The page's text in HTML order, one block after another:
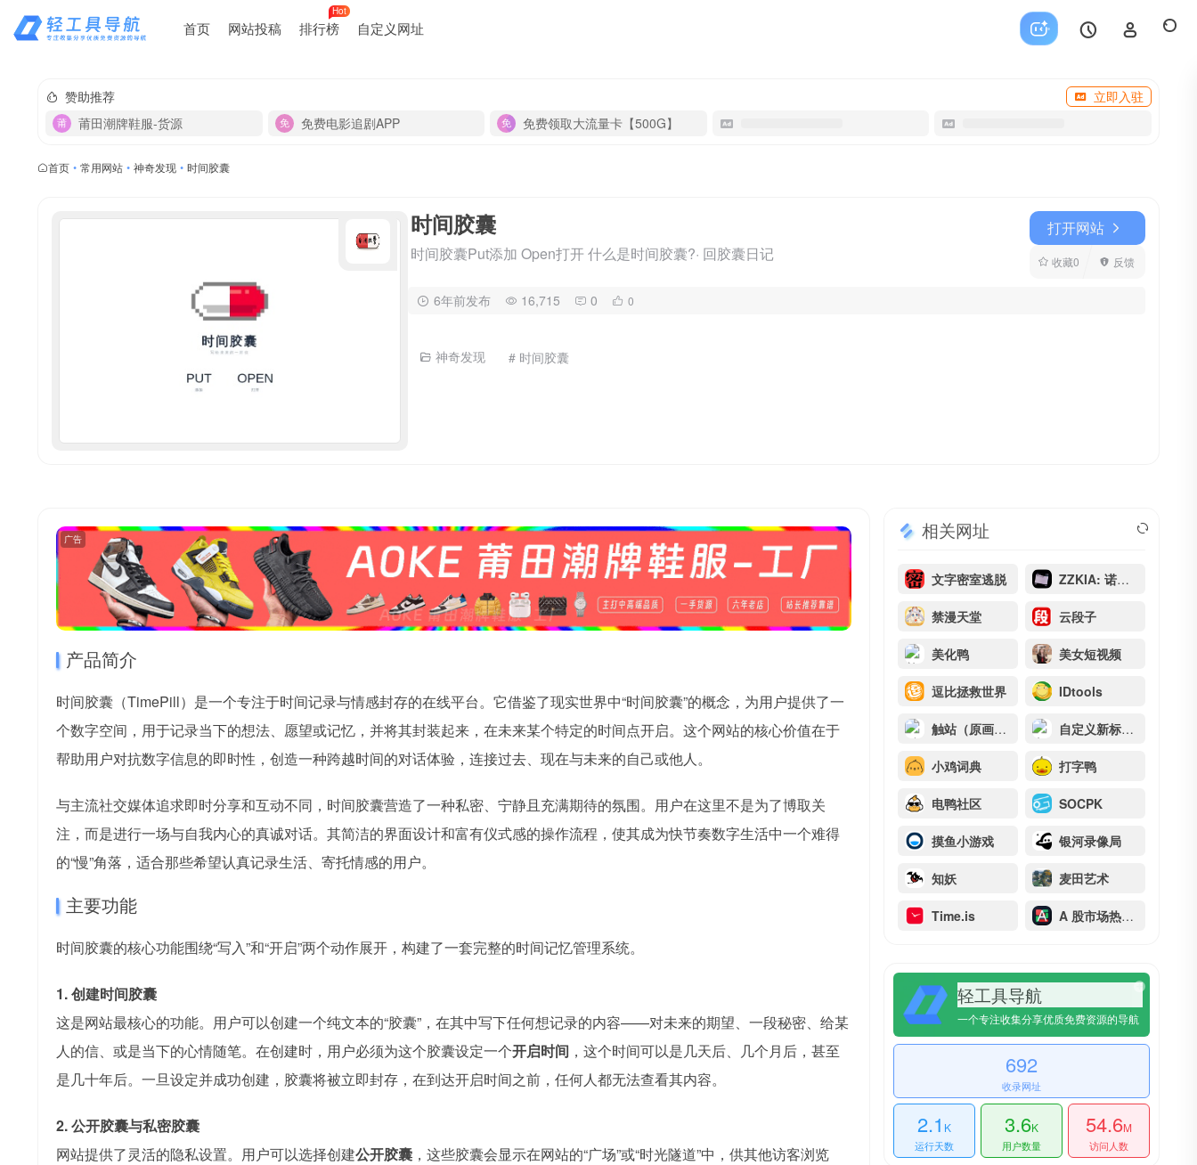
首页 网站投稿 排行榜
Hot
自定义网址
赞助推荐
立即入驻
莆田潮牌鞋服-货源
免费电影追剧APP 免费领取大流量卡【500G】
首页 • 常用网站 • 神奇发现 • 时间胶囊
时间胶囊
时间胶囊Put添加 Open打开 什么是时间胶囊?· 回胶囊日记
打开网站
收藏0 反馈
6年前发布 16,715 0 0
神奇发现 # 时间胶囊
广告
产品简介
时间胶囊（TimePill）是一个专注于时间记录与情感封存的在线平台。它借鉴了现实世界中“时间胶囊”的概念，为用户提供了一
个数字空间，用于记录当下的想法、愿望或记忆，并将其封装起来，在未来某个特定的时间点开启。这个网站的核心价值在于
帮助用户对抗数字信息的即时性，创造一种跨越时间的对话体验，连接过去、现在与未来的自己或他人。
与主流社交媒体追求即时分享和互动不同，时间胶囊营造了一种私密、宁静且充满期待的氛围。用户在这里不是为了博取关
注，而是进行一场与自我内心的真诚对话。其简洁的界面设计和富有仪式感的操作流程，使其成为快节奏数字生活中一个难得
的“慢”角落，适合那些希望认真记录生活、寄托情感的用户。
主要功能
时间胶囊的核心功能围绕“写入”和“开启”两个动作展开，构建了一套完整的时间记忆管理系统。
1. 创建时间胶囊
这是网站最核心的功能。用户可以创建一个纯文本的“胶囊”，在其中写下任何想记录的内容——对未来的期望、一段秘密、给某
人的信、或是当下的心情随笔。在创建时，用户必须为这个胶囊设定一个开启时间 ，这个时间可以是几天后、几个月后，甚至
是几十年后。一旦设定并成功创建，胶囊将被立即封存，在到达开启时间之前，任何人都无法查看其内容。
2. 公开胶囊与私密胶囊
网站提供了灵活的隐私设置。用户可以选择创建公开胶囊 ，这些胶囊会显示在网站的“广场”或“时光隧道”中，供其他访客浏览
相关网址
文字密室逃脱 ZZKIA: 诺基亚短信图片生成器
禁漫天堂 云段子
美化鸭 美女短视频
逗比拯救世界 IDtools
触站（原画师通） 自定义新标签页
小鸡词典 打字鸭
电鸭社区 SOCPK
摸鱼小游戏 银河录像局
知妖 麦田艺术
Time.is A 股市场热力图
轻工具导航
一个专注收集分享优质免费资源的导航
692
收录网址
2.1 K
运行天数
3.6K
用户数量
54.6M
访问人数